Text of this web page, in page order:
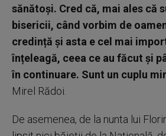
sănătoși. Cred că, mai ales că
bisericii, când vorbim de
credință și asta e cel mai
înțeleagă, ceea ce au făcut și
în continuare. Sunt un cuplu
Mirel Rădoi.
De asemenea, de la nunta lui